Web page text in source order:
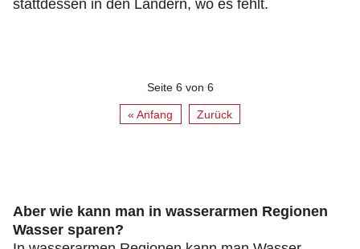
stattdessen in den Ländern, wo es fehlt.
Seite 6 von 6
« Anfang Zurück
Aber wie kann man in wasserarmen Regionen
Wasser sparen?